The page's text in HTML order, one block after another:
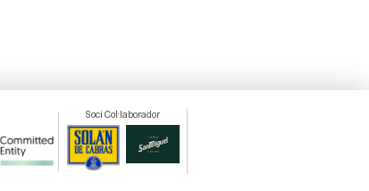
Soci Col·laborador